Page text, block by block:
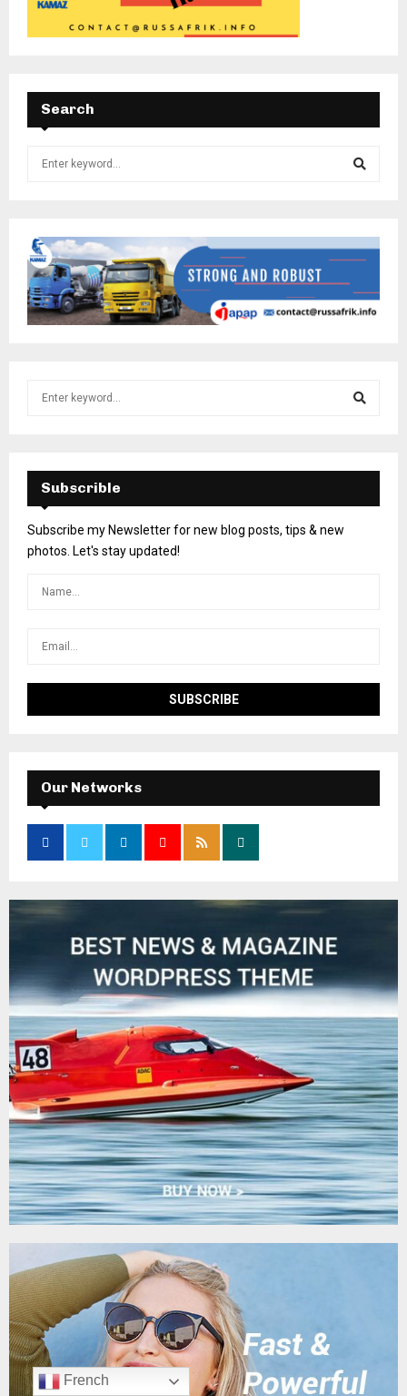
Search
Subscrible
Subscribe my Newsletter for new blog posts, tips & new
photos. Let's stay updated!
Our Networks
French